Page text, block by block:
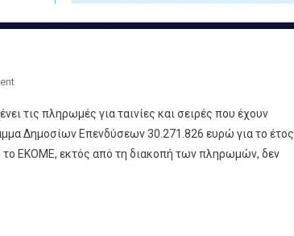
On
30
Εκατ.
Ευρώ
τις πληρωμές για ταινίες και σειρές που έχουν
Δημοσίων Επενδύσεων 30.271.826 ευρώ για το έτος
ΕΚΟΜΕ, εκτός από τη διακοπή των πληρωμών, δεν